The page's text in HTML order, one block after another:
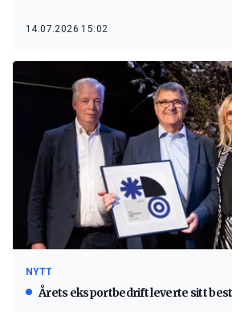
14.07.2026 15:02
NYTT
Årets eksportbedrift leverte sitt